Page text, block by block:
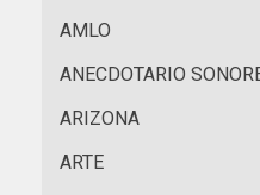
AMLO
ANECDOTARIO
ARIZONA
ARTE